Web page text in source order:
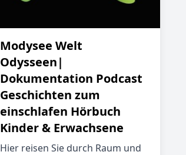
Modysee Welt
Odysseen|
Dokumentation Podcast
Geschichten zum
einschlafen Hörbuch
Kinder & Erwachsene
Hier reisen Sie durch Raum und